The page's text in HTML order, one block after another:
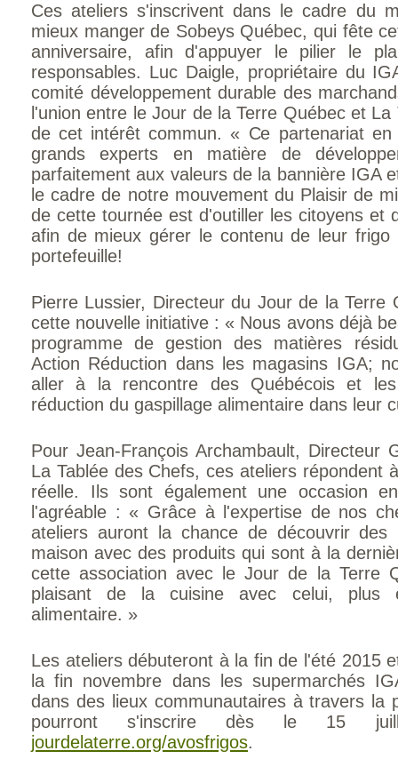
Ces ateliers s'inscrivent dans le cadre du
mieux manger de Sobeys Québec, qui fête
anniversaire, afin d'appuyer le pilier le
responsables. Luc Daigle, propriétaire du
comité développement durable des
l'union entre le Jour de la Terre Québec et
de cet intérêt commun. « Ce partenariat en
grands experts en matière de
parfaitement aux valeurs de la bannière IGA
le cadre de notre mouvement du Plaisir de
de cette tournée est d'outiller les citoyens et
afin de mieux gérer le contenu de leur frigo
portefeuille!
Pierre Lussier, Directeur du Jour de la Terre
cette nouvelle initiative : « Nous avons déjà
programme de gestion des matières
Action Réduction dans les magasins IGA;
aller à la rencontre des Québécois et
réduction du gaspillage alimentaire dans leur
Pour Jean-François Archambault, Directeur
La Tablée des Chefs, ces ateliers répondent
réelle. Ils sont également une occasion
l'agréable : « Grâce à l'expertise de nos
ateliers auront la chance de découvrir
maison avec des produits qui sont à la
cette association avec le Jour de la Terre
plaisant de la cuisine avec celui, plus
alimentaire. »
Les ateliers débuteront à la fin de l'été 2015
la fin novembre dans les supermarchés
dans des lieux communautaires à travers la
pourront s'inscrire dès le 15
jourdelaterre.org/avosfrigos.